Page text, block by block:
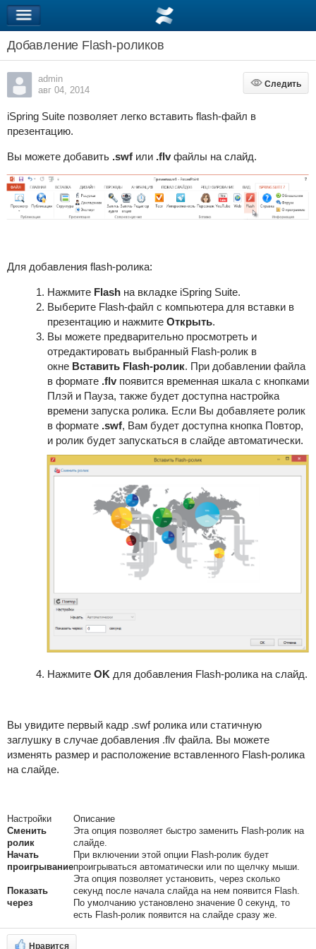
Добавление Flash-роликов
admin
авг 04, 2014
Следить
Следить
iSpring Suite позволяет легко вставить flash-файл в
презентацию.
Вы можете добавить .swf или .flv файлы на слайд.
Для добавления flash-ролика:
Нажмите Flashна вкладке iSpring Suite.
Выберите Flash-файл с компьютера для вставки в
презентацию и нажмите Открыть.
Вы можете предварительно просмотреть и
отредактировать выбранный Flash-ролик в
окне Вставить Flash-ролик. При добавлении файла
в формате .flv появится временная шкала с кнопками
Плэй и Пауза, также будет доступна настройка
времени запуска ролика. Если Вы добавляете ролик
в формате .swf, Вам будет доступна кнопка Повтор,
и ролик будет запускаться в слайде автоматически.
Нажмите OK для добавления Flash-ролика на слайд.
Вы увидите первый кадр .swf ролика или статичную
заглушку в случае добавления .flv файла. Вы можете
изменять размер и расположение вставленного Flash-ролика
на слайде.
Настройки
Описание
Сменить
ролик
Эта опция позволяет быстро заменить Flash-ролик на
слайде.
Начать
проигрывание
При включении этой опции Flash-ролик будет
проигрываться автоматически или по щелчку мыши.
Показать
через
Эта опция позволяет установить, через сколько
секунд после начала слайда на нем появится Flash.
По умолчанию установлено значение 0 секунд, то
есть Flash-ролик появится на слайде сразу же.
Нравится